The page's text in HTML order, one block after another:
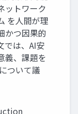
ットワーク
を人間が理
かつ因果的
では、AI安
義、課題を
ついて議